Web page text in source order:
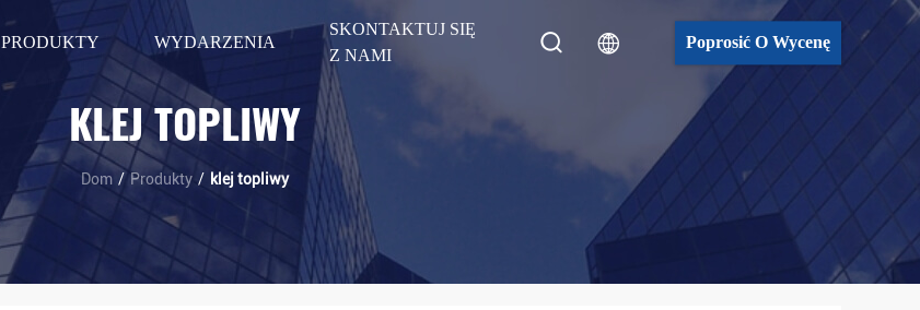
PRODUKTY WYDARZENIA
SKONTAKTUJ SIĘ
Z NAMI
Poprosić O Wycenę
KLEJ TOPLIWY
Dom / Produkty / klej topliwy